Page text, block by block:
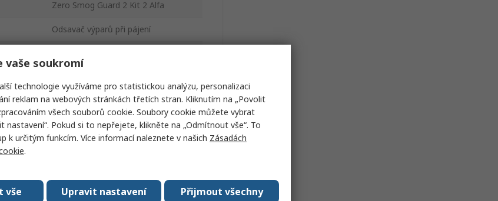
Zero Smog Guard 2 Kit 2 Alfa
Odsavač výparů při pájení
230V
142W
200m³/h
vaše soukromí
technologie využíváme pro statistickou analýzu, personalizaci
reklam na webových stránkách třetích stran. Kliknutím na „Povolit
všech souborů cookie. Soubory cookie můžete vybrat
nastavení“. Pokud si to nepřejete, klikněte na „Odmítnout vše“. To
k určitým funkcím. Více informací naleznete v našich Zásadách
.
Přijmout všechny
Upravit nastavení
vše